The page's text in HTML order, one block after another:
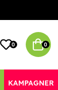
0 0
KAMPAGNER